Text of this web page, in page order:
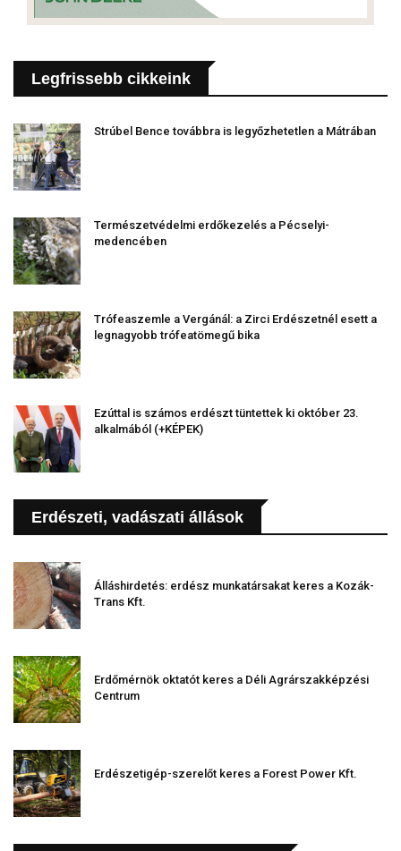
Legfrissebb cikkeink
Strúbel Bence továbbra is legyőzhetetlen a Mátrában
Természetvédelmi erdőkezelés a Pécselyi-
medencében
Trófeaszemle a Vergánál: a Zirci Erdészetnél esett a
legnagyobb trófeatömegű bika
Ezúttal is számos erdészt tüntettek ki október 23.
alkalmából (+KÉPEK)
Erdészeti, vadászati állások
Álláshirdetés: erdész munkatársakat keres a Kozák-
Trans Kft.
Erdőmérnök oktatót keres a Déli Agrárszakképzési
Centrum
Erdészetigép-szerelőt keres a Forest Power Kft.